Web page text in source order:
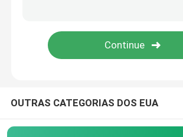
Suplemento à proteção do fígado
OUTRAS CATEGORIAS DOS EUA